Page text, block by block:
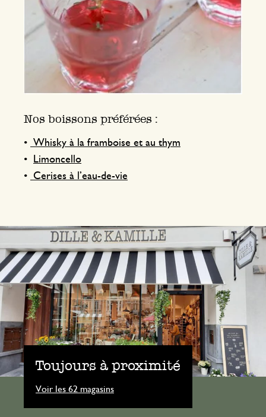
Nos boissons préférées :
• Whisky à la framboise et au thym
•
Limoncello
• Cerises à l’eau-de-vie
Toujours à proximité
Voir les 62 magasins